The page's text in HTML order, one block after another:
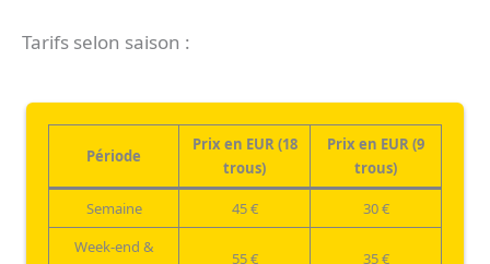
Tarifs selon saison :
Période
Prix en EUR (18
trous)
Prix en EUR (9
trous)
Semaine 45 €
30 €
Week-end &
55 € 35 €